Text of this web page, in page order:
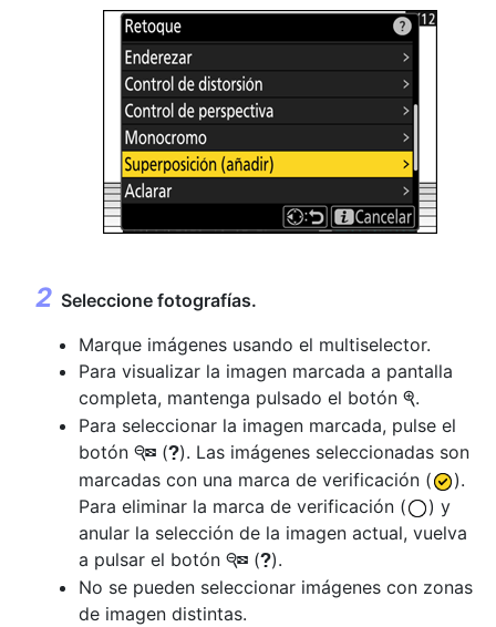
Seleccione fotografías.
Marque imágenes usando el multiselector.
Para visualizar la imagen marcada a pantalla
completa, mantenga pulsado el botón X.
Para seleccionar la imagen marcada, pulse el
botón W (Q). Las imágenes seleccionadas son
marcadas con una marca de verificación (
).
Para eliminar la marca de verificación (
) y
anular la selección de la imagen actual, vuelva
a pulsar el botón W (Q).
No se pueden seleccionar imágenes con zonas
de imagen distintas.